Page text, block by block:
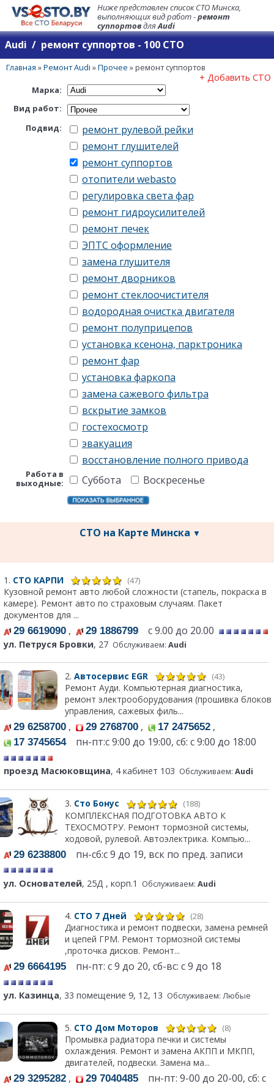
Ниже представлен список СТО Минска,
выполняющих вид работ -ремонт
суппортовдляAudi
Audi / ремонт суппортов - 100 СТО
Главная »Ремонт Audi »Прочее »ремонт суппортов
+ Добавить СТО
Марка:
Вид работ:
Подвид:
ремонт рулевой рейки
ремонт глушителей
ремонт суппортов
отопители webasto
регулировка света фар
ремонт гидроусилителей
ремонт печек
ЭПТС оформление
замена глушителя
ремонт дворников
ремонт стеклоочистителя
водородная очистка двигателя
ремонт полуприцепов
установка ксенона, парктроника
ремонт фар
установка фаркопа
замена сажевого фильтра
вскрытие замков
гостехосмотр
эвакуация
восстановление полного привода
Работа в
выходные:
Суббота Воскресенье
СТО на Карте Минска ▼
1. СТО КАРПИ (47)
Кузовной ремонт авто любой сложности (стапель, покраска в
камере). Ремонт авто по страховым случаям. Пакет
документов для ...
29 6619090 , 29 1886799 с 9.00 до 20.00
ул. Петруся Бровки, 27 Обслуживаем: Audi
2. Автосервис EGR (43)
Ремонт Ауди. Компьютерная диагностика,
ремонт электрооборудования (прошивка блоков
управления, сажевых филь...
29 6258700 , 29 2768700 , 17 2475652 ,
17 3745654пн-пт:c 9:00 до 19:00, сб: с 9:00 до 18:00
проезд Масюковщина, 4 кабинет 103 Обслуживаем: Audi
3. Сто Бонус (188)
КОМПЛЕКСНАЯ ПОДГОТОВКА АВТО К
ТЕХОСМОТРУ. Ремонт тормозной системы,
ходовой, рулевой. Автоэлектрика. Компью...
29 6238800 пн-сб:с 9 до 19, вск по пред. записи
ул. Основателей, 25Д , корп.1 Обслуживаем: Audi
4. СТО 7 Дней (28)
Диагностика и ремонт подвески, замена ремней
и цепей ГРМ. Ремонт тормозной системы
,проточка дисков. Ремонт...
29 6664195 пн-пт: с 9 до 20, сб-вс: с 9 до 18
ул. Казинца, 33 помещение 9, 12, 13 Обслуживаем: Любые
5. СТО Дом Моторов (8)
Промывка радиатора печки и системы
охлаждения. Ремонт и замена АКПП и МКПП,
двигателей, подвески. Замена ма...
29 3295282 , 29 7040485 пн-пт: 9-00 до 20-00, сб: с